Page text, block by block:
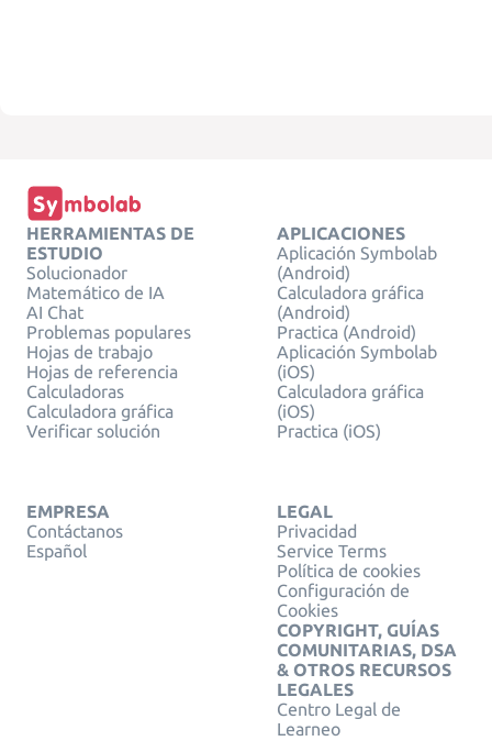
HERRAMIENTAS DE
ESTUDIO
Solucionador
Matemático de IA
AI Chat
Problemas populares
Hojas de trabajo
Hojas de referencia
Calculadoras
Calculadora gráfica
Verificar solución
APLICACIONES
Aplicación Symbolab
(Android)
Calculadora gráfica
(Android)
Practica (Android)
Aplicación Symbolab
(iOS)
Calculadora gráfica
(iOS)
Practica (iOS)
EMPRESA
Contáctanos
Español
LEGAL
Privacidad
Service Terms
Política de cookies
Configuración de
Cookies
COPYRIGHT, GUÍAS
COMUNITARIAS, DSA
& OTROS RECURSOS
LEGALES
Centro Legal de
Learneo